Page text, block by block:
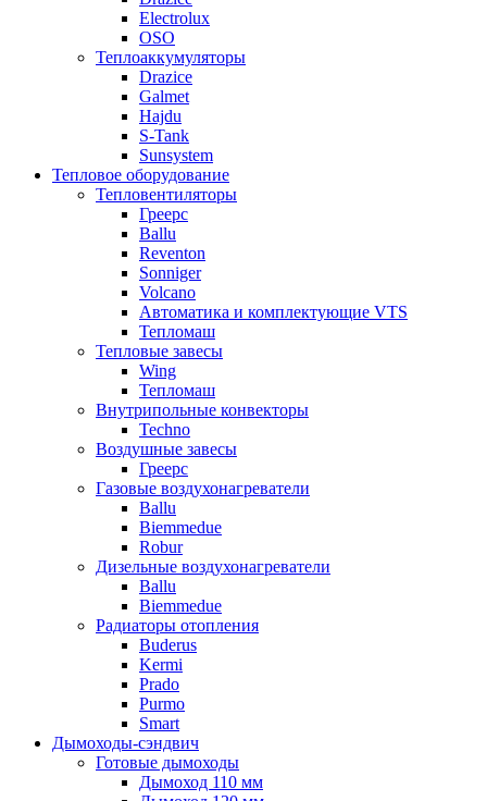
Electrolux
OSO
Теплоаккумуляторы
Drazice
Galmet
Hajdu
S-Tank
Sunsystem
Тепловое оборудование
Тепловентиляторы
Греерс
Ballu
Reventon
Sonniger
Volcano
Автоматика и комплектующие VTS
Тепломаш
Тепловые завесы
Wing
Тепломаш
Внутрипольные конвекторы
Techno
Воздушные завесы
Греерс
Газовые воздухонагреватели
Ballu
Biemmedue
Robur
Дизельные воздухонагреватели
Ballu
Biemmedue
Радиаторы отопления
Buderus
Kermi
Prado
Purmo
Smart
Дымоходы-сэндвич
Готовые дымоходы
Дымоход 110 мм